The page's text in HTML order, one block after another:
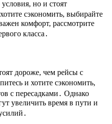
но и стоят
сэкономить, выбирайте
комфорт, рассмотрите
класса․
дороже, чем рейсы с
и хотите сэкономить,
с пересадками․ Однако
увеличить время в пути и